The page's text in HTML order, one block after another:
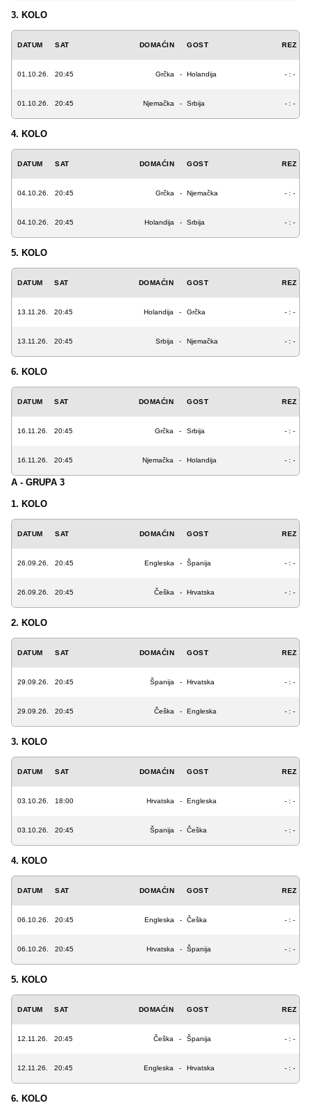
3. KOLO
DATUM SAT DOMAĆIN GOST REZ
01.10.26. 20:45 Grčka - Holandija - : -
01.10.26. 20:45 Njemačka - Srbija - : -
4. KOLO
DATUM SAT DOMAĆIN GOST REZ
04.10.26. 20:45 Grčka - Njemačka - : -
04.10.26. 20:45 Holandija - Srbija - : -
5. KOLO
DATUM SAT DOMAĆIN GOST REZ
13.11.26. 20:45 Holandija - Grčka - : -
13.11.26. 20:45 Srbija - Njemačka - : -
6. KOLO
DATUM SAT DOMAĆIN GOST REZ
16.11.26. 20:45 Grčka - Srbija - : -
16.11.26. 20:45 Njemačka - Holandija - : -
A - GRUPA 3
1. KOLO
DATUM SAT DOMAĆIN GOST REZ
26.09.26. 20:45 Engleska - Španija - : -
26.09.26. 20:45 Češka - Hrvatska - : -
2. KOLO
DATUM SAT DOMAĆIN GOST REZ
29.09.26. 20:45 Španija - Hrvatska - : -
29.09.26. 20:45 Češka - Engleska - : -
3. KOLO
DATUM SAT DOMAĆIN GOST REZ
03.10.26. 18:00 Hrvatska - Engleska - : -
03.10.26. 20:45 Španija - Češka - : -
4. KOLO
DATUM SAT DOMAĆIN GOST REZ
06.10.26. 20:45 Engleska - Češka - : -
06.10.26. 20:45 Hrvatska - Španija - : -
5. KOLO
DATUM SAT DOMAĆIN GOST REZ
12.11.26. 20:45 Češka - Španija - : -
12.11.26. 20:45 Engleska - Hrvatska - : -
6. KOLO